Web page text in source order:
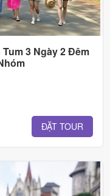
3 Ngày 2 Đêm
ĐẶT TOUR